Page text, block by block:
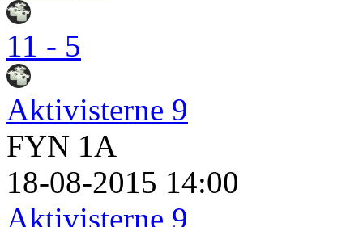
11 - 5
Aktivisterne 9
FYN 1A
18-08-2015 14:00
Aktivisterne 9